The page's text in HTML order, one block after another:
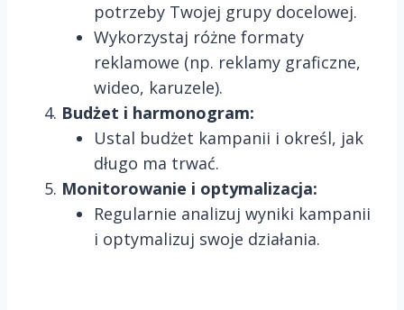
potrzeby Twojej grupy docelowej.
Wykorzystaj różne formaty
reklamowe (np. reklamy graficzne,
wideo, karuzele).
Budżet i harmonogram:
Ustal budżet kampanii i określ, jak
długo ma trwać.
Monitorowanie i optymalizacja:
Regularnie analizuj wyniki kampanii
i optymalizuj swoje działania.